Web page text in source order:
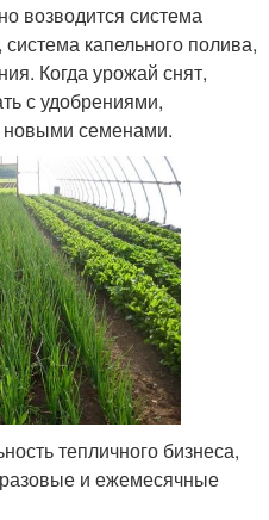
возводится система
капельного полива,
Когда урожай снят,
с удобрениями,
новыми семенами.
тепличного бизнеса,
и ежемесячные